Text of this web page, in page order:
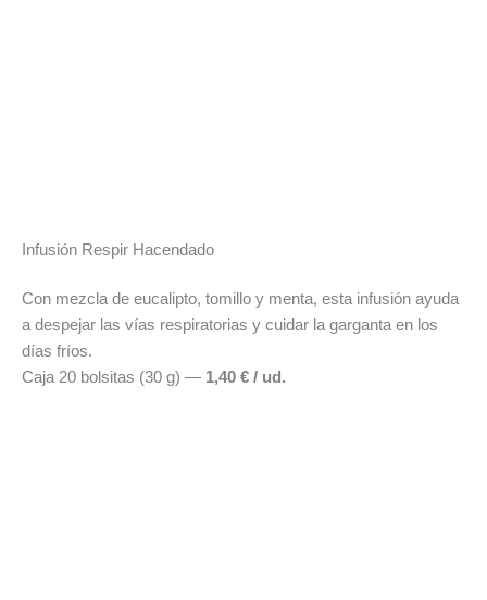
Infusión Respir Hacendado
Con mezcla de eucalipto, tomillo y menta, esta infusión ayuda
a despejar las vías respiratorias y cuidar la garganta en los
días fríos.
Caja 20 bolsitas (30 g) — 1,40 € / ud.